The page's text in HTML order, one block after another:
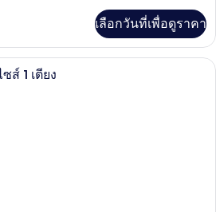
เลือกวันที่เพื่อดูราคา
Grand, ห้องสวีท, เตียงคิงไซส์ 1 เตีย
ส์ 1 เตียง